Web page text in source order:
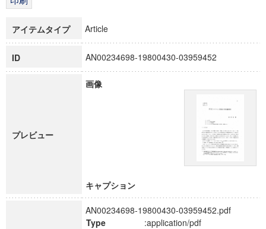
アイテムタイプ Article
ID AN00234698-19800430-03959452
プレビュー
画像
キャプション
AN00234698-19800430-03959452.pdf
Type
:application/pdf